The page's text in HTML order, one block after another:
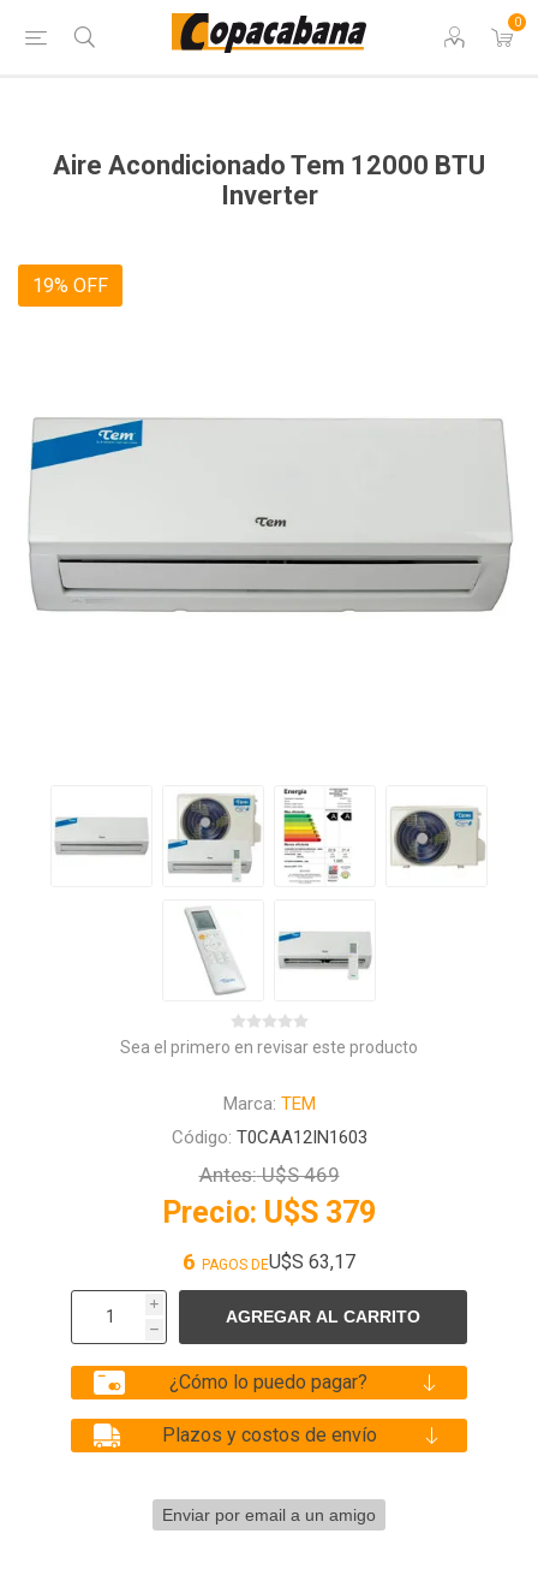
0
Aire Acondicionado Tem 12000 BTU
Inverter
19% OFF
Sea el primero en revisar este producto
Marca: TEM
Código: T0CAA12IN1603
Antes: U$S 469
Precio: U$S 379
6 PAGOS DEU$S 63,17
i
h
¿Cómo lo puedo pagar?
Plazos y costos de envío